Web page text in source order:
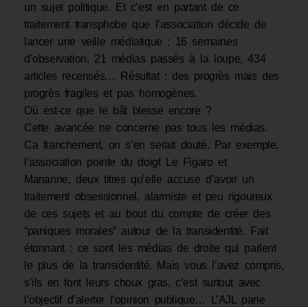
un sujet politique. Et c’est en partant de ce
traitement transphobe que l’association décide de
lancer une veille médiatique : 16 semaines
d’observation, 21 médias passés à la loupe, 434
articles recensés… Résultat : des progrès mais des
progrès fragiles et pas homogènes.
Où est-ce que le bât blesse encore ?
Cette avancée ne concerne pas tous les médias.
Ca franchement, on s’en serait douté. Par exemple,
l’association pointe du doigt Le Figaro et
Marianne, deux titres qu’elle accuse d’avoir un
traitement obsessionnel, alarmiste et peu rigoureux
de ces sujets et au bout du compte de créer des
“paniques morales” autour de la transidentité. Fait
étonnant : ce sont les médias de droite qui parlent
le plus de la transidentité. Mais vous l’avez compris,
s’ils en font leurs choux gras, c’est surtout avec
l’objectif d’alerter l’opinion publique… L’AJL parle